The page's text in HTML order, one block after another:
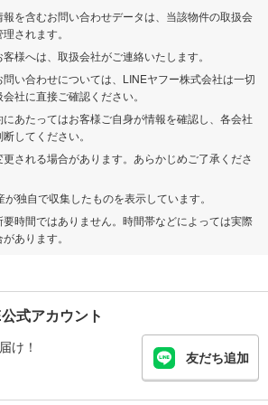
を含むお問い合わせデータは、当該物件の取扱会
されます。
様へは、取扱会社がご連絡いたします。
い合わせについては、LINEヤフー株式会社は一切
社に直接ご確認ください。
あたってはお客様ご自身が情報を確認し、各会社
してください。
される場合があります。あらかじめご了承くださ
独自で収集したものを表示しています。
時間ではありません。時間帯などによっては実際
あります。
式アカウント
け！
友だち追加